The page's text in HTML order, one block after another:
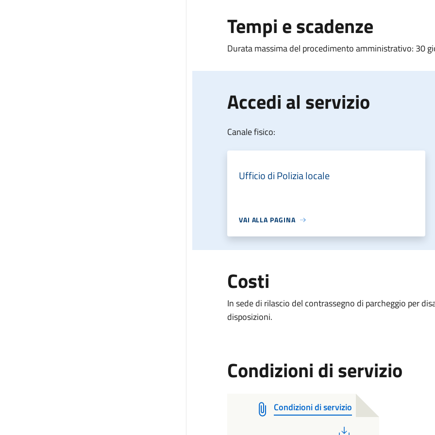
Tempi e scadenze
Durata massima del procedimento amministrativo: 30
Accedi al servizio
Canale fisico:
Ufficio di Polizia locale
VAI ALLA PAGINA
Costi
In sede di rilascio del contrassegno di parcheggio per
disposizioni.
Condizioni di servizio
Condizioni di servizio